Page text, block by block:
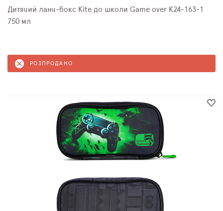
Дитячий ланч-бокс Kite до школи Game over K24-163-1
750 мл
РОЗПРОДАНО